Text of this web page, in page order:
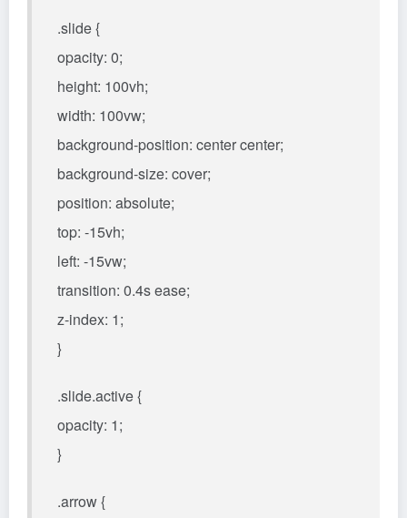
.slide {
opacity: 0;
height: 100vh;
width: 100vw;
background-position: center center;
background-size: cover;
position: absolute;
top: -15vh;
left: -15vw;
transition: 0.4s ease;
z-index: 1;
}
.slide.active {
opacity: 1;
}
.arrow {